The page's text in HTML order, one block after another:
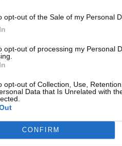
opt-out of the Sale of my Personal
opt-out of processing my Personal
opt-out of Collection, Use,
Data that Is Unrelated with
CONFIRM
Orleans risque de
les Pelicans
choix pour la Draft 2026, le
Zion Williamson va
simplement ? Rien n'est
l'intérêt des autres
intouchables. Jordan